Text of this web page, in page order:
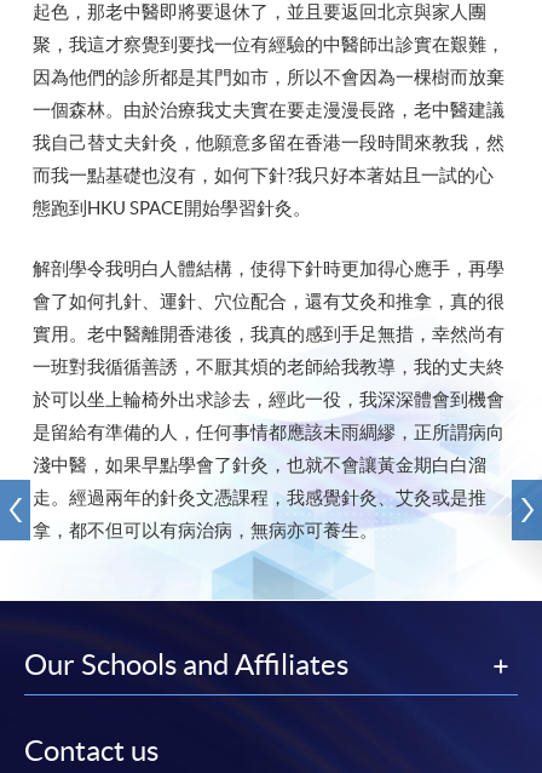
起色，那老中醫即將要退休了，並且要返回北京與家人團
聚，我這才察覺到要找一位有經驗的中醫師出診實在艱難，
因為他們的診所都是其門如市，所以不會因為一棵樹而放棄
一個森林。由於治療我丈夫實在要走漫漫長路，老中醫建議
我自己替丈夫針灸，他願意多留在香港一段時間來教我，然
而我一點基礎也沒有，如何下針?我只好本著姑且一試的心
態跑到HKU SPACE開始學習針灸。
解剖學令我明白人體結構，使得下針時更加得心應手，再學
會了如何扎針、運針、穴位配合，還有艾灸和推拿，真的很
實用。老中醫離開香港後，我真的感到手足無措，幸然尚有
一班對我循循善誘，不厭其煩的老師給我教導，我的丈夫終
於可以坐上輪椅外出求診去，經此一役，我深深體會到機會
是留給有準備的人，任何事情都應該未雨綢繆，正所謂病向
淺中醫，如果早點學會了針灸，也就不會讓黃金期白白溜
走。經過兩年的針灸文憑課程，我感覺針灸、艾灸或是推
拿，都不但可以有病治病，無病亦可養生。
Our Schools and Affiliates
Contact us